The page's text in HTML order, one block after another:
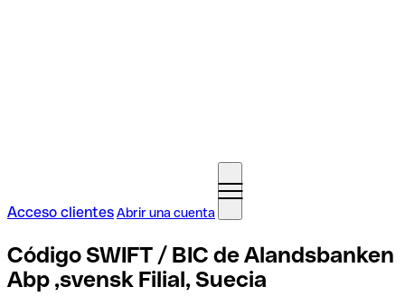
Acceso clientesAbrir una cuenta
Código SWIFT / BIC de Alandsbanken
Abp ,svensk Filial, Suecia